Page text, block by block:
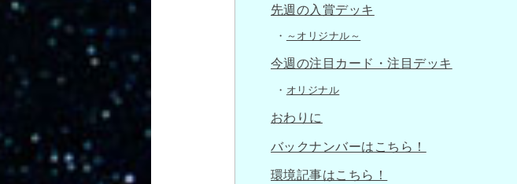
先週の入賞デッキ
～オリジナル～
今週の注目カード・注目デッキ
オリジナル
おわりに
バックナンバーはこちら！
環境記事はこちら！